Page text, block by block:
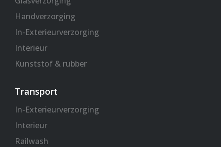
Handverzorging
In-Exterieurverzorging
Interieur
Kunststof & rubber
Transport
In-Exterieurverzorging
Interieur
Railwash